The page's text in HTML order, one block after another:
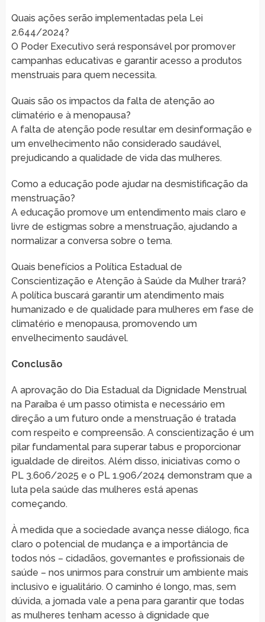
Quais ações serão implementadas pela Lei
2.644/2024?
O Poder Executivo será responsável por promover
campanhas educativas e garantir acesso a produtos
menstruais para quem necessita.
Quais são os impactos da falta de atenção ao
climatério e à menopausa?
A falta de atenção pode resultar em desinformação e
um envelhecimento não considerado saudável,
prejudicando a qualidade de vida das mulheres.
Como a educação pode ajudar na desmistificação da
menstruação?
A educação promove um entendimento mais claro e
livre de estigmas sobre a menstruação, ajudando a
normalizar a conversa sobre o tema.
Quais benefícios a Política Estadual de
Conscientização e Atenção à Saúde da Mulher trará?
A política buscará garantir um atendimento mais
humanizado e de qualidade para mulheres em fase de
climatério e menopausa, promovendo um
envelhecimento saudável.
Conclusão
A aprovação do Dia Estadual da Dignidade Menstrual
na Paraíba é um passo otimista e necessário em
direção a um futuro onde a menstruação é tratada
com respeito e compreensão. A conscientização é um
pilar fundamental para superar tabus e proporcionar
igualdade de direitos. Além disso, iniciativas como o
PL 3.606/2025 e o PL 1.906/2024 demonstram que a
luta pela saúde das mulheres está apenas
começando.
À medida que a sociedade avança nesse diálogo, fica
claro o potencial de mudança e a importância de
todos nós – cidadãos, governantes e profissionais de
saúde – nos unirmos para construir um ambiente mais
inclusivo e igualitário. O caminho é longo, mas, sem
dúvida, a jornada vale a pena para garantir que todas
as mulheres tenham acesso à dignidade que